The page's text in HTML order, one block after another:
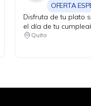
OFERTA
Disfruta de tu plato
el día de tu
Quito